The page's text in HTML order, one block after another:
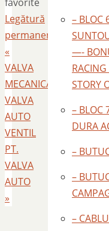
Legătură
permanentă
«
VALVA
MECANICA
VALVA
AUTO
VENTIL
PT.
VALVA
AUTO
»
– BLOC
—-
STORY
– BLOC
DURA
–
–
–